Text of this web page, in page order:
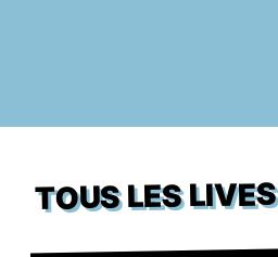
TOUS LES LIVES